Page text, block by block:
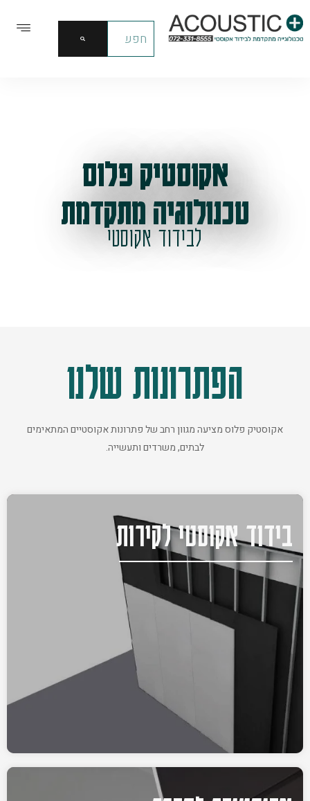
אקוסטיק פלוס
טכנולוגיה מתקדמת
לבידוד אקוסטי
הפתרונות שלנו
אקוסטיק פלוס מציעה מגוון רחב של פתרונות אקוסטיים המתאימים
לבתים, משרדים ותעשייה.
בידוד אקוסטי לקירות